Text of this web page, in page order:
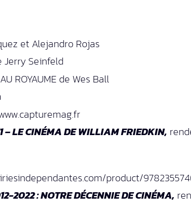
et Alejandro Rojas
Jerry Seinfeld
ROYAUME de Wes Ball
– LE CINÉMA DE WILLIAM FRIEDKIN,
product/
2022 : NOTRE DÉCENNIE DE CINÉMA,